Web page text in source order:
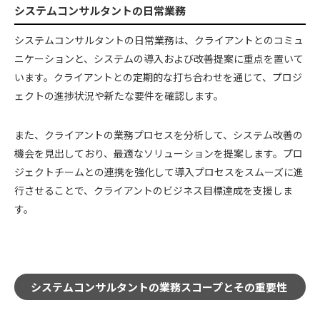
システムコンサルタントの日常業務
システムコンサルタントの日常業務は、クライアントとのコミュ
ニケーションと、システムの導入および改善提案に重点を置いて
います。クライアントとの定期的な打ち合わせを通じて、プロジ
ェクトの進捗状況や新たな要件を確認します。
また、クライアントの業務プロセスを分析して、システム改善の
機会を見出しており、最適なソリューションを提案します。プロ
ジェクトチームとの連携を強化して導入プロセスをスムーズに進
行させることで、クライアントのビジネス目標達成を支援しま
す。
システムコンサルタントの業務スコープとその重要性